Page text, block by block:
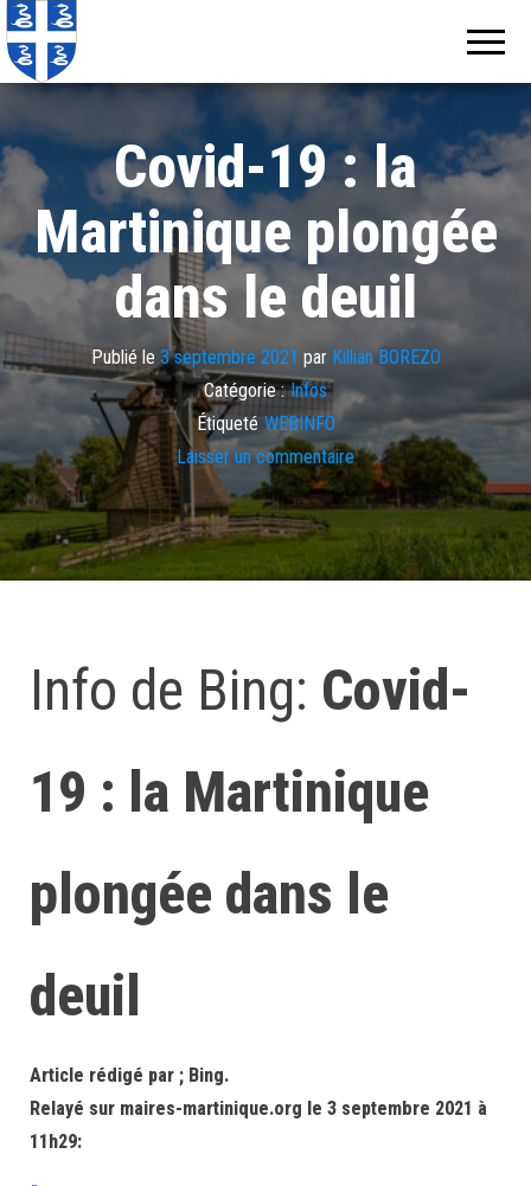
Covid-19 : la
Martinique plongée
dans le deuil
Publié le 3 septembre 2021 par Killian BOREZO
Catégorie : Infos
Étiqueté WEBINFO
Laisser un commentaire
Info de Bing: Covid-
19 : la Martinique
plongée dans le
deuil
Article rédigé par ; Bing.
Relayé sur maires-martinique.org le 3 septembre 2021 à
11h29: